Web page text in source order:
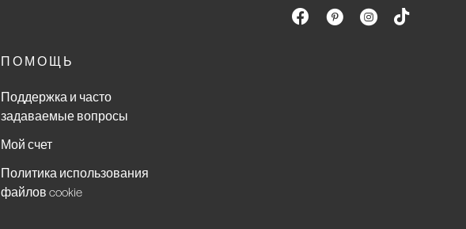
ПОМОЩЬ
Поддержка и часто
задаваемые вопросы
Мой счет
Политика использования
файлов cookie